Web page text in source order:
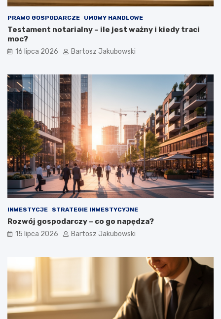
PRAWO GOSPODARCZE UMOWY HANDLOWE
Testament notarialny – ile jest ważny i kiedy traci
moc?
16 lipca 2026 Bartosz Jakubowski
INWESTYCJE STRATEGIE INWESTYCYJNE
Rozwój gospodarczy – co go napędza?
15 lipca 2026 Bartosz Jakubowski